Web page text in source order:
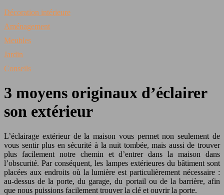
Décoration intérieure
Aménagement
Meubles
Jardin
Conseils
3 moyens originaux d’éclairer
son extérieur
L’éclairage extérieur de la maison vous permet non seulement de
vous sentir plus en sécurité à la nuit tombée, mais aussi de trouver
plus facilement notre chemin et d’entrer dans la maison dans
l’obscurité. Par conséquent, les lampes extérieures du bâtiment sont
placées aux endroits où la lumière est particulièrement nécessaire :
au-dessus de la porte, du garage, du portail ou de la barrière, afin
que nous puissions facilement trouver la clé et ouvrir la porte.